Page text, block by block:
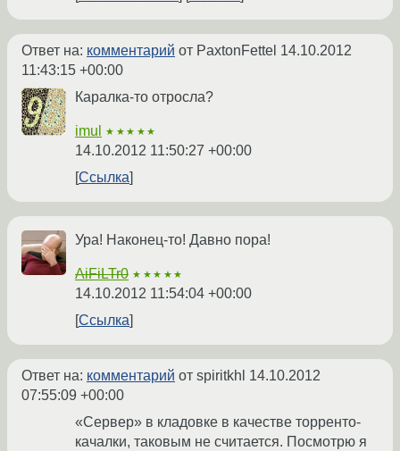
Ответ на: комментарий от PaxtonFettel 14.10.2012
11:43:15 +00:00
Каралка-то отросла?
imul ★★★★★
14.10.2012 11:50:27 +00:00
Ссылка
Ура! Наконец-то! Давно пора!
AiFiLTr0 ★★★★★
14.10.2012 11:54:04 +00:00
Ссылка
Ответ на: комментарий от spiritkhl 14.10.2012
07:55:09 +00:00
«Сервер» в кладовке в качестве торренто-
качалки, таковым не считается. Посмотрю я